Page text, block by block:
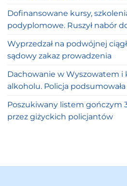
Dofinansowane kursy,
podyplomowe. Ruszył nabór
Wyprzedzał na podwójnej
sądowy zakaz prowadzenia
Dachowanie w Wyszowatem i
alkoholu. Policja
Poszukiwany listem gończym
przez giżyckich policjantów